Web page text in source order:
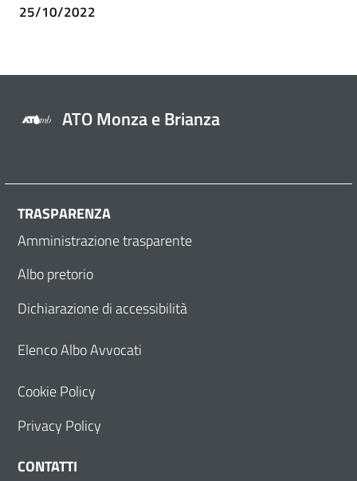
25/10/2022
ATO Monza e Brianza
TRASPARENZA
Amministrazione trasparente
Albo pretorio
Dichiarazione di accessibilità
Elenco Albo Avvocati
Cookie Policy
Privacy Policy
CONTATTI